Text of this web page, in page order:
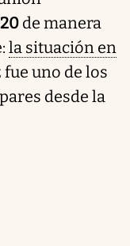
de manera
la situación en
uno de los
desde la